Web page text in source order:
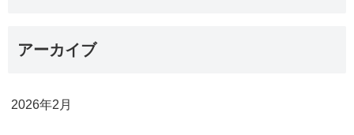
アーカイブ
2026年2月